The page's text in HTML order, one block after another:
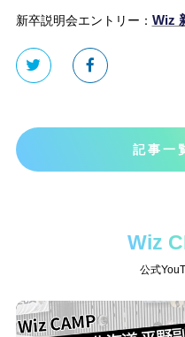
新卒説明会エントリー： Wiz
記事一
Wiz
公式